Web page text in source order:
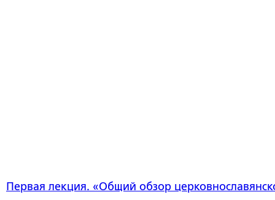
Первая лекция. «Общий обзор